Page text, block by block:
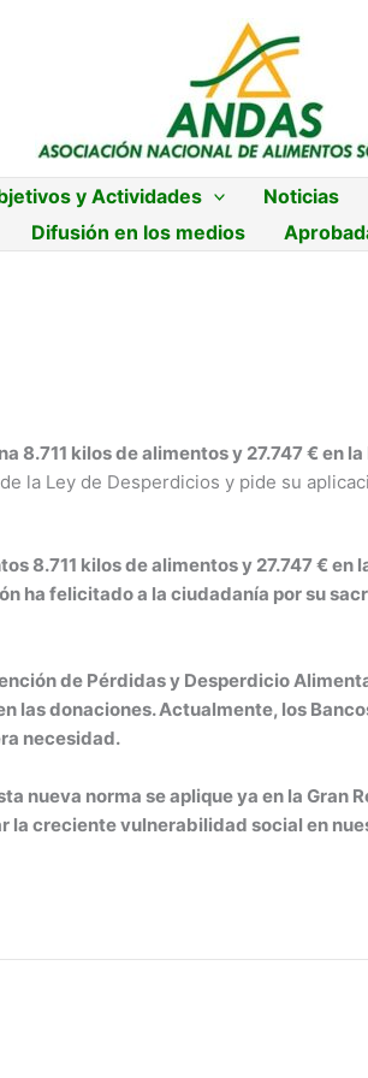
y Actividades Noticias
Difusión en los medios
8.711 kilos de alimentos y 27.747 € en
la Ley de Desperdicios y pide su
8.711 kilos de alimentos y 27.747 €
ha felicitado a la ciudadanía por su
de Pérdidas y Desperdicio
las donaciones. Actualmente, los
necesidad.
nueva norma se aplique ya en la
la creciente vulnerabilidad social en